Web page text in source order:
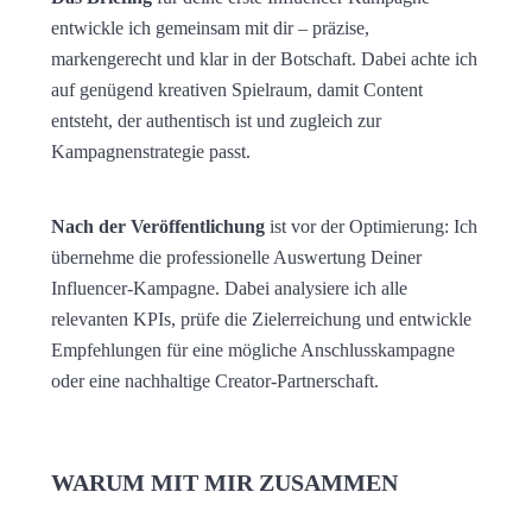
entwickle ich gemeinsam mit dir – präzise,
markengerecht und klar in der Botschaft. Dabei achte ich
auf genügend kreativen Spielraum, damit Content
entsteht, der authentisch ist und zugleich zur
Kampagnenstrategie passt.
Nach der Veröffentlichungist vor der Optimierung: Ich
übernehme die professionelle Auswertung Deiner
Influencer-Kampagne. Dabei analysiere ich alle
relevanten KPIs, prüfe die Zielerreichung und entwickle
Empfehlungen für eine mögliche Anschlusskampagne
oder eine nachhaltige Creator-Partnerschaft.
WARUM MIT MIR ZUSAMMEN